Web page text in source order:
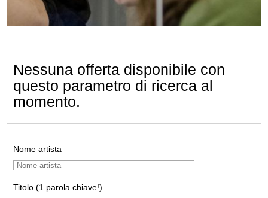
Nessuna offerta disponibile con
questo parametro di ricerca al
momento.
Nome artista
Titolo (1 parola chiave!)